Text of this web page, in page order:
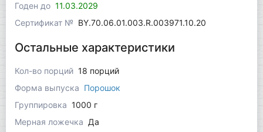
Годен до 11.03.2029
Сертификат № BY.70.06.01.003.R.003971.10.20
Остальные характеристики
Кол-во порций 18 порций
Форма выпуска Порошок
Группировка 1000 г
Мерная ложечка Да